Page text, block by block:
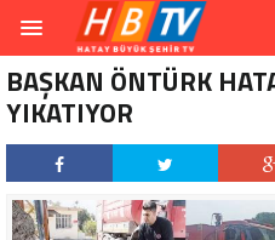
BAŞKAN ÖNTÜRK
YIKATIYOR